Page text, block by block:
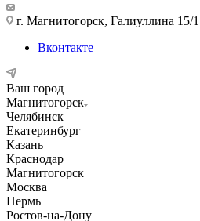
г. Магнитогорск, Галиуллина
Вконтакте
Ваш город
Магнитогорск
Челябинск
Екатеринбург
Казань
Краснодар
Магнитогорск
Москва
Пермь
Ростов-на-Дону